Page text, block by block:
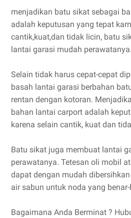
menjadikan batu sikat sebagai
adalah keputusan yang tepat
cantik,kuat,dan tidak licin, batu
lantai garasi mudah perawatanya.
Selain tidak harus cepat-cepat
basah lantai garasi berbahan
rentan dengan kotoran.
bahan lantai carport adalah
karena selain cantik, kuat dan
Batu sikat juga membuat lantai
perawatanya. Tetesan oli mobil
dapat dengan mudah
air sabun untuk noda yang
Bagaimana Anda Berminat ?